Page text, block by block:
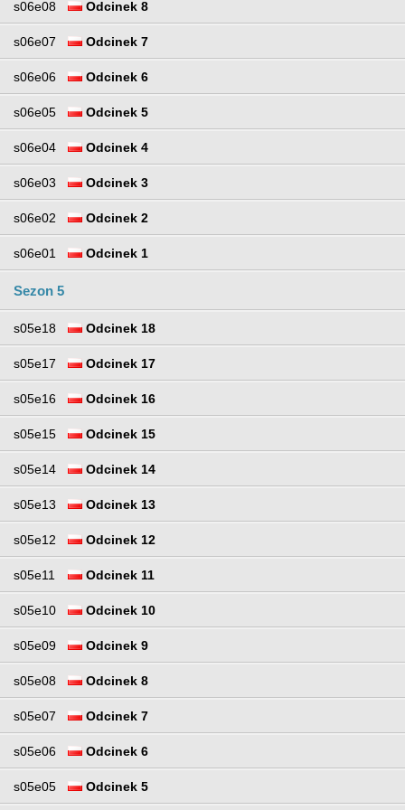
s06e08 Odcinek 8
s06e07 Odcinek 7
s06e06 Odcinek 6
s06e05 Odcinek 5
s06e04 Odcinek 4
s06e03 Odcinek 3
s06e02 Odcinek 2
s06e01 Odcinek 1
Sezon 5
s05e18 Odcinek 18
s05e17 Odcinek 17
s05e16 Odcinek 16
s05e15 Odcinek 15
s05e14 Odcinek 14
s05e13 Odcinek 13
s05e12 Odcinek 12
s05e11 Odcinek 11
s05e10 Odcinek 10
s05e09 Odcinek 9
s05e08 Odcinek 8
s05e07 Odcinek 7
s05e06 Odcinek 6
s05e05 Odcinek 5